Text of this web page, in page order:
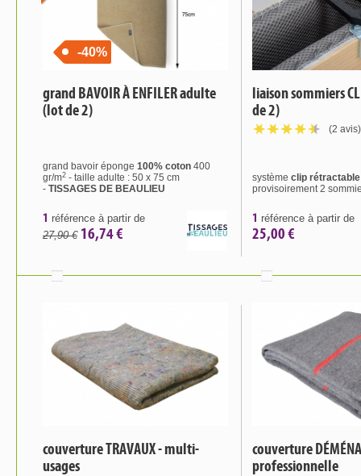
-40%
grand BAVOIR À ENFILER adulte
(lot de 2)
grand bavoir éponge 100% coton 400
gr/m2 - taille adulte : 50 x 75 cm
- TISSAGES DE BEAULIEU
1 référence à partir de
27,90 € 16,74 €
liaison sommiers
de 2)
(2 avis)
système clip rétractable
provisoirement 2
1 référence à partir de
25,00 €
couverture TRAVAUX - multi-
usages
couverture
professionnelle